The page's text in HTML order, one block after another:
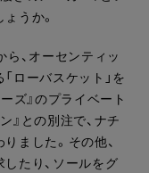
うか。
ら、オーセンティッ
ローバスケット」を
ズ』のプライベート
』との別注で、ナチ
ました。その他、
たり、ソールをグ